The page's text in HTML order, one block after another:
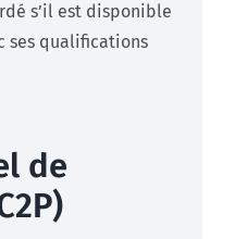
s’il est disponible
ses qualifications
de